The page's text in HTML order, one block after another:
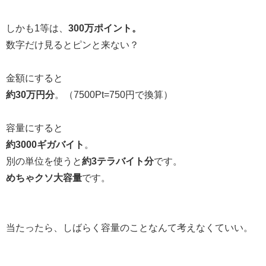
しかも1等は、 300万ポイント。
数字だけ見るとピンと来ない？
金額にすると
約30万円分。（7500Pt=750円で換算）
容量にすると
約3000ギガバイト
別の単位を使うと約3テラバイト分です。
めちゃクソ大容量です。
当たったら、しばらく容量のことなんて考えなくていい。